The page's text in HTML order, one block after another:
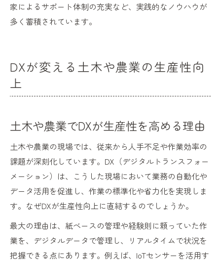
家によるサポート体制の充実など、実践的なノウハウが
多く蓄積されています。
DXが変える土木や農業の生産性向
上
土木や農業でDXが生産性を高める理由
土木や農業の現場では、従来から人手不足や作業効率の
課題が深刻化しています。DX（デジタルトランスフォー
メーション）は、こうした現場において業務の自動化や
データ活用を促進し、作業の標準化や省力化を実現しま
す。なぜDXが生産性向上に直結するのでしょうか。
最大の理由は、紙ベースの管理や経験則に頼っていた作
業を、デジタルデータで管理し、リアルタイムで状況を
把握できる点にあります。例えば、IoTセンサーを活用す